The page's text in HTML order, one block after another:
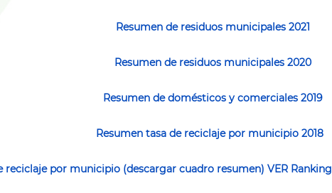
Resumen de residuos municipales 2021
Resumen de residuos municipales 2020
Resumen de domésticos y comerciales 2019
Resumen tasa de reciclaje por municipio 2018
reciclaje por municipio (descargar cuadro resumen) VER Ranking